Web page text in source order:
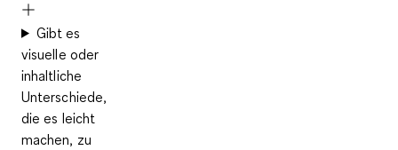
Gibt es
visuelle oder
inhaltliche
Unterschiede,
die es leicht
machen, zu